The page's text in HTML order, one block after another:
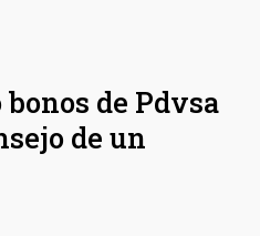
de Pdvsa
de un